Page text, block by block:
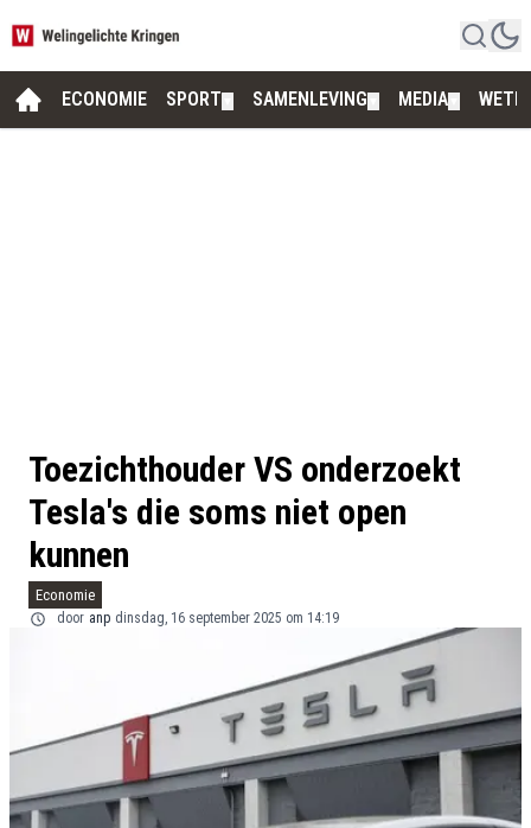
ECONOMIE SPORT SAMENLEVING MEDIA
Toezichthouder VS onderzoekt
Tesla's die soms niet open
kunnen
Economie
door anp dinsdag, 16 september 2025 om 14:19